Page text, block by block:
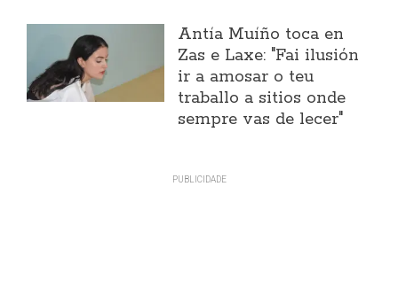
Antía Muíño toca en
Zas e Laxe: "Fai ilusión
ir a amosar o teu
traballo a sitios onde
sempre vas de lecer"